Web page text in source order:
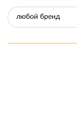
любой бренд